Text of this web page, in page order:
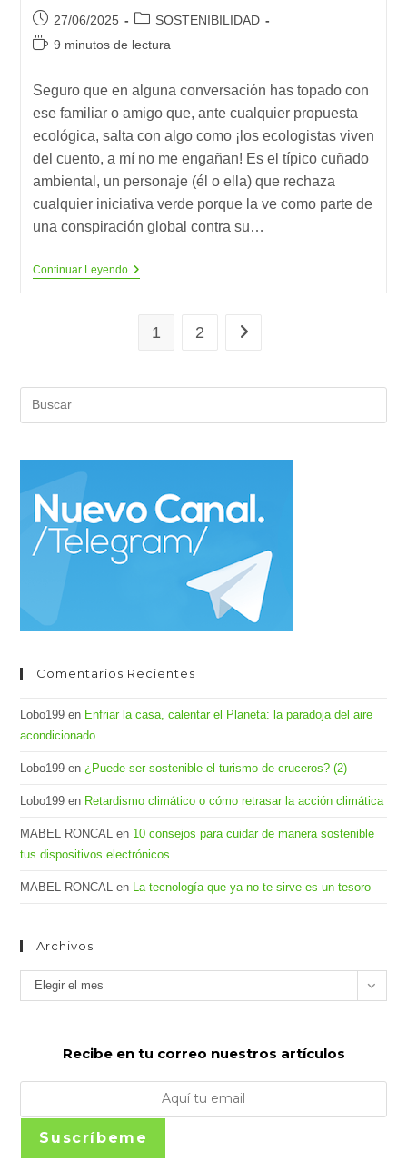
Publicación
de
27/06/2025
Categoría
de
SOSTENIBILIDAD
Tiempo9 minutos de lectura
Seguro que en alguna conversación has topado con
ese familiar o amigo que, ante cualquier propuesta
ecológica, salta con algo como ¡los ecologistas viven
del cuento, a mí no me engañan! Es el típico cuñado
ambiental, un personaje (él o ella) que rechaza
cualquier iniciativa verde porque la ve como parte de
una conspiración global contra su…
Continuar LeyendoEl
Reconocerlo
Argumentos?
1 2 Ir a la página siguiente
Comentarios Recientes
Lobo199 en Enfriar la casa, calentar el Planeta: la paradoja del aire
acondicionado
Lobo199 en ¿Puede ser sostenible el turismo de cruceros? (2)
Lobo199 en Retardismo climático o cómo retrasar la acción climática
MABEL RONCAL en 10 consejos para cuidar de manera sostenible
tus dispositivos electrónicos
MABEL RONCAL en La tecnología que ya no te sirve es un tesoro
Archivos
Archivos
Elegir el mes
Recibe en tu correo nuestros artículos
Suscríbeme